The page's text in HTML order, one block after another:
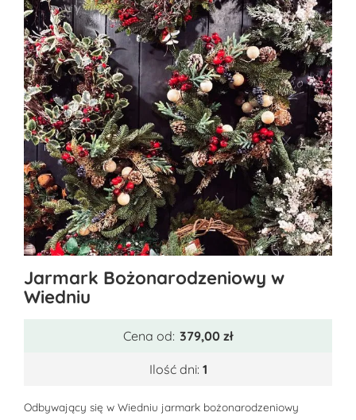
produkt
ma
wybrać
Jarmark Bożonarodzeniowy w
Wiedniu
Cena od: 379,00zł
Ilość dni: 1
Odbywający się w Wiedniu jarmark bożonarodzeniowy